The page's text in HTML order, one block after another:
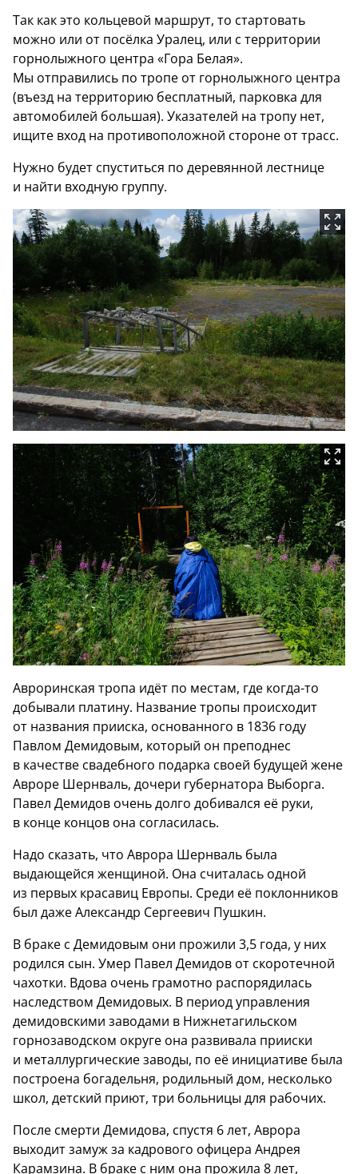
Так как это кольцевой маршрут, то стартовать
можно или от посёлка Уралец, или с территории
горнолыжного центра «Гора Белая».
Мы отправились по тропе от горнолыжного центра
(въезд на территорию бесплатный, парковка для
автомобилей большая). Указателей на тропу нет,
ищите вход на противоположной стороне от трасс.
Нужно будет спуститься по деревянной лестнице
и найти входную группу.
Авроринская тропа идёт по местам, где когда-то
добывали платину. Название тропы происходит
от названия прииска, основанного в 1836 году
Павлом Демидовым, который он преподнес
в качестве свадебного подарка своей будущей жене
Авроре Шернваль, дочери губернатора Выборга.
Павел Демидов очень долго добивался её руки,
в конце концов она согласилась.
Надо сказать, что Аврора Шернваль была
выдающейся женщиной. Она считалась одной
из первых красавиц Европы. Среди её поклонников
был даже Александр Сергеевич Пушкин.
В браке с Демидовым они прожили 3,5 года, у них
родился сын. Умер Павел Демидов от скоротечной
чахотки. Вдова очень грамотно распорядилась
наследством Демидовых. В период управления
демидовскими заводами в Нижнетагильском
горнозаводском округе она развивала прииски
и металлургические заводы, по её инициативе была
построена богадельня, родильный дом, несколько
школ, детский приют, три больницы для рабочих.
После смерти Демидова, спустя 6 лет, Аврора
выходит замуж за кадрового офицера Андрея
Карамзина. В браке с ним она прожила 8 лет,